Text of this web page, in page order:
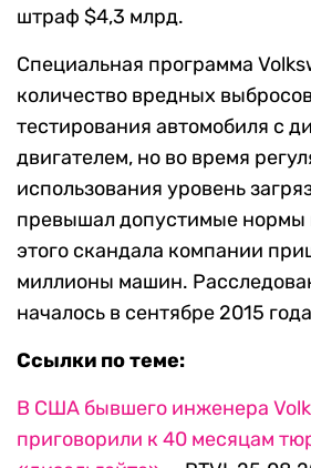
штраф $4,3 млрд.
Специальная программа
количество вредных
тестирования автомобиля с
двигателем, но во время
использования уровень
превышал допустимые нормы
этого скандала компании
миллионы машин.
началось в сентябре 2015
Ссылки по теме:
В США бывшего инженера
приговорили к 40 месяцам